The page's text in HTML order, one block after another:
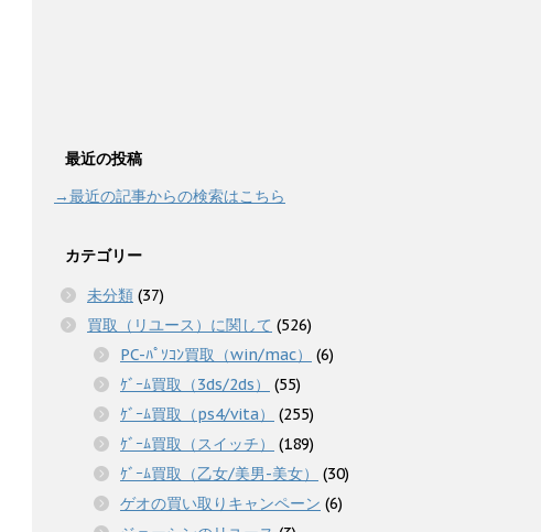
最近の投稿
→最近の記事からの検索はこちら
カテゴリー
未分類 (37)
買取（リユース）に関して (526)
PC-ﾊﾟｿｺﾝ買取（win/mac）
(6)
ｹﾞｰﾑ買取（3ds/2ds）
(55)
ｹﾞｰﾑ買取（ps4/vita）
(255)
ｹﾞｰﾑ買取（スイッチ）
(189)
ｹﾞｰﾑ買取（乙女/美男-美女）
(30)
ゲオの買い取りキャンペーン (6)